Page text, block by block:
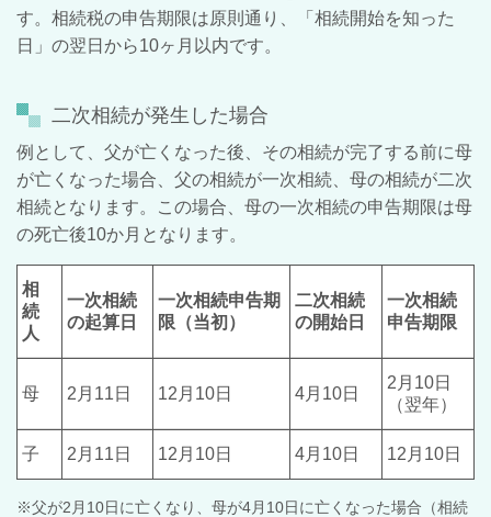
す。相続税の申告期限は原則通り、「相続開始を知った
日」の翌日から10ヶ月以内です。
二次相続が発生した場合
例として、父が亡くなった後、その相続が完了する前に母
が亡くなった場合、父の相続が一次相続、母の相続が二次
相続となります。この場合、母の一次相続の申告期限は母
の死亡後10か月となります。
相
続
人
一次相続
の起算日
一次相続申告期
限（当初）
二次相続
の開始日
一次相続
申告期限
母 2 月 11 日 12 月 10日 4月 10日
2 月 10日
（翌年）
子 2 月 11 日 12 月 10日 4月 10日 12月 10日
※父が2 月 10日に亡くなり、母が4月 10日に亡くなった場合（相続